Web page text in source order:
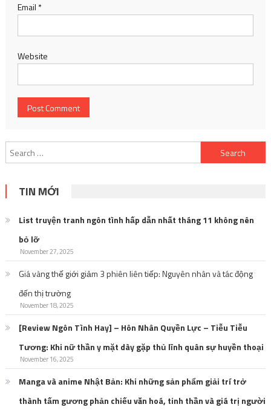
Email *
Website
Search
for:
TIN MỚI
List truyện tranh ngôn tình hấp dẫn nhất tháng 11 không nên
bỏ lỡ
November 27, 2025
Giá vàng thế giới giảm 3 phiên liên tiếp: Nguyên nhân và tác động
đến thị trường
November 18, 2025
[Review Ngôn Tình Hay] – Hôn Nhân Quyền Lực – Tiễu Tiễu
Tương: Khi nữ thần y mặt dày gặp thủ lĩnh quân sự huyền thoại
November 16, 2025
Manga và anime Nhật Bản: Khi những sản phẩm giải trí trở
thành tấm gương phản chiếu văn hoá, tinh thần và giá trị người